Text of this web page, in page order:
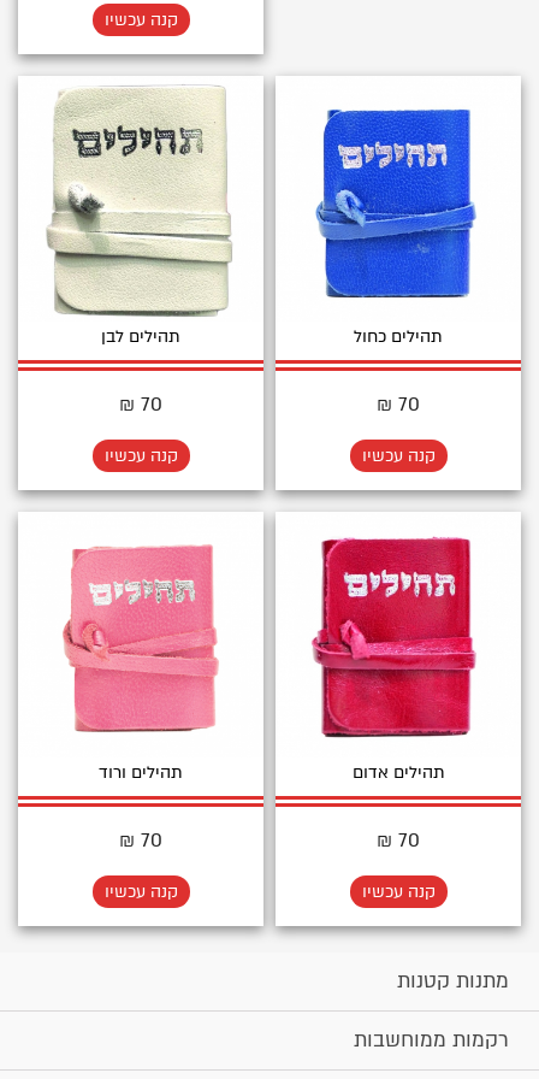
קנה עכשיו
תהילים כחול
70 ₪
קנה עכשיו
תהילים לבן
70 ₪
קנה עכשיו
תהילים אדום
70 ₪
קנה עכשיו
תהילים ורוד
70 ₪
קנה עכשיו
מתנות קטנות
רקמות ממוחשבות